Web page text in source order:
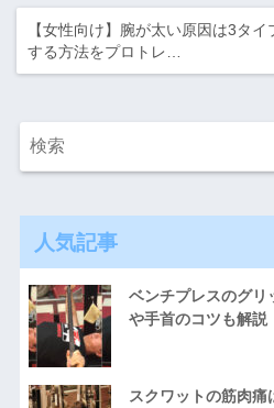
【女性向け】腕が太い原因は3タイ
する方法をプロトレ…
人気記事
ベンチプレスのグリ
や手首のコツも解説
スクワットの筋肉